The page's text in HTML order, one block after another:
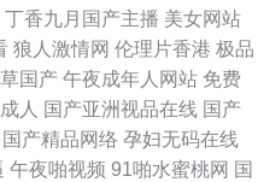
丁香九月国产主播 美女网站
狼人激情网 伦理片香港 极品
国产 午夜成年人网站 免费
人 国产亚洲视品在线 国产
国产精品网络 孕妇无码在线
午夜啪视频 91啪水蜜桃网 国